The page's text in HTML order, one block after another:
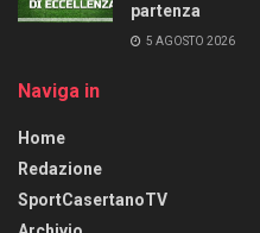
partenza
5 AGOSTO 2026
Naviga in
Home
Redazione
SportCasertanoTV